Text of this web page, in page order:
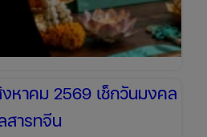
หาคม 2569 เช็กวันมงคล
สารทจีน